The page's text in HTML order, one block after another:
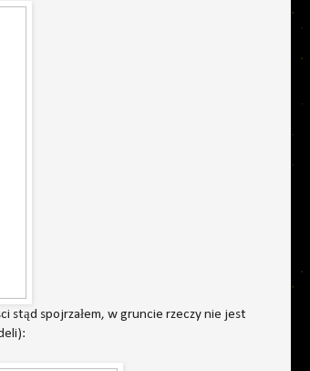
stąd spojrzałem, w gruncie rzeczy nie jest